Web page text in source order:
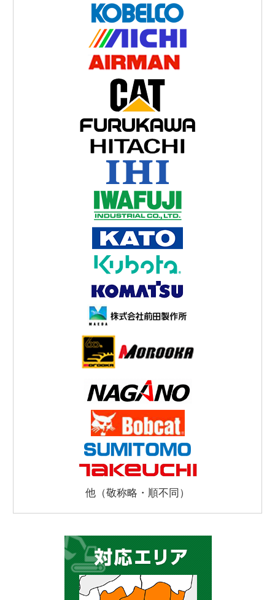
他（敬称略・順不同）